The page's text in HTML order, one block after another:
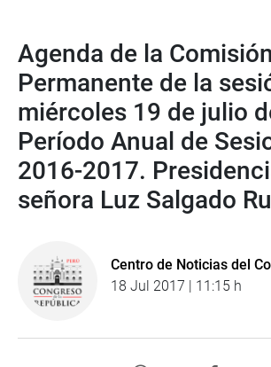
Agenda de la Comisión
Permanente de la
miércoles 19 de julio
Período Anual de
2016-2017.
señora Luz Salgado
Centro de Noticias del
18 Jul 2017 | 11:15 h